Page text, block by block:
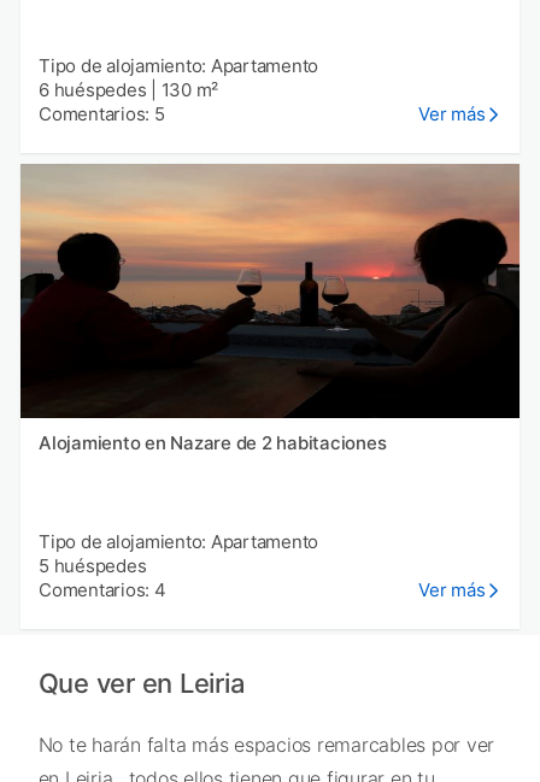
Tipo de alojamiento: Apartamento
6 huéspedes
130 m²
Comentarios: 5
Ver más
Alojamiento en Nazare de 2 habitaciones
Tipo de alojamiento: Apartamento
5 huéspedes
Comentarios: 4
Ver más
Que ver en Leiria
No te harán falta más espacios remarcables por ver